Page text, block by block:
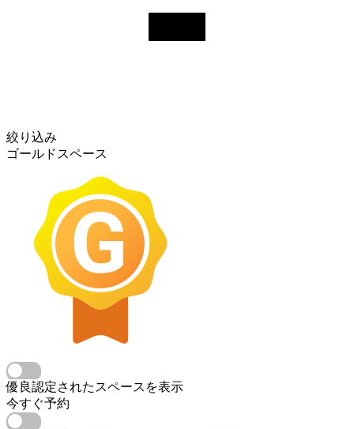
絞り込み
ゴールドスペース
優良認定されたスペースを表示
今すぐ予約